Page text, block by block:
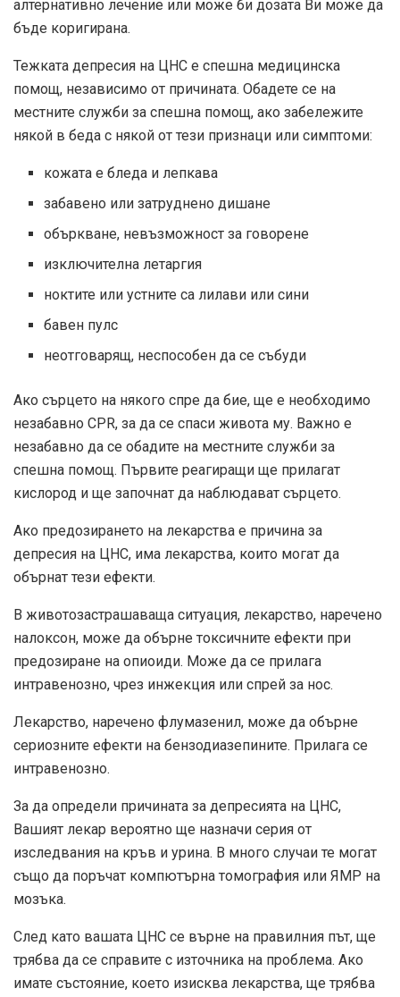
алтернативно лечение или може би дозата Ви може да
бъде коригирана.
Тежката депресия на ЦНС е спешна медицинска
помощ, независимо от причината. Обадете се на
местните служби за спешна помощ, ако забележите
някой в ​​беда с някой от тези признаци или симптоми:
кожата е бледа и лепкава
забавено или затруднено дишане
объркване, невъзможност за говорене
изключителна летаргия
ноктите или устните са лилави или сини
бавен пулс
неотговарящ, неспособен да се събуди
Ако сърцето на някого спре да бие, ще е необходимо
незабавно CPR, за да се спаси живота му. Важно е
незабавно да се обадите на местните служби за
спешна помощ. Първите реагиращи ще прилагат
кислород и ще започнат да наблюдават сърцето.
Ако предозирането на лекарства е причина за
депресия на ЦНС, има лекарства, които могат да
обърнат тези ефекти.
В животозастрашаваща ситуация, лекарство, наречено
налоксон, може да обърне токсичните ефекти при
предозиране на опиоиди. Може да се прилага
интравенозно, чрез инжекция или спрей за нос.
Лекарство, наречено флумазенил, може да обърне
сериозните ефекти на бензодиазепините. Прилага се
интравенозно.
За да определи причината за депресията на ЦНС,
Вашият лекар вероятно ще назначи серия от
изследвания на кръв и урина. В много случаи те могат
също да поръчат компютърна томография или ЯМР на
мозъка.
След като вашата ЦНС се върне на правилния път, ще
трябва да се справите с източника на проблема. Ако
имате състояние, което изисква лекарства, ще трябва